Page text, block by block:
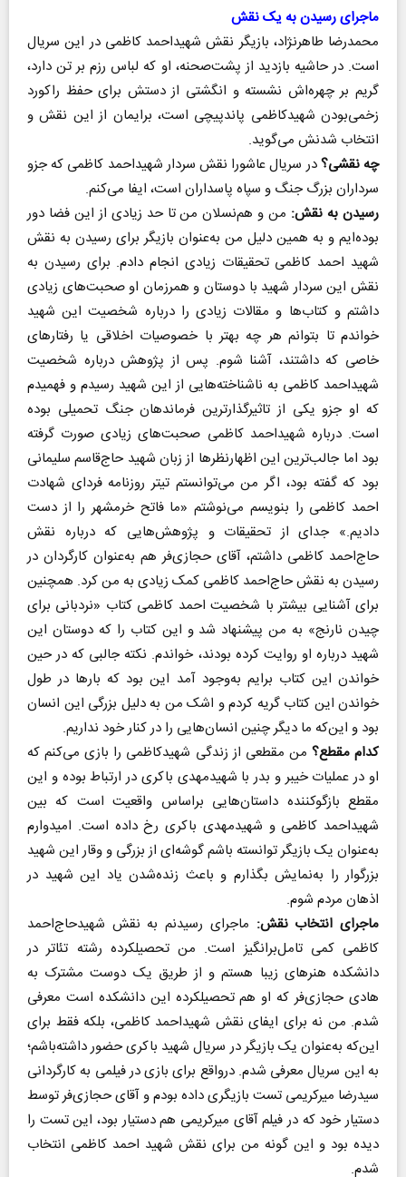
ماجرای رسیدن به یک نقش
محمدرضا طاهرنژاد، بازیگر نقش شهید‌احمد کاظمی در این سریال
است. در حاشیه بازدید از پشت‌صحنه، او که لباس رزم بر تن دارد،
گریم بر چهره‌اش نشسته‌ و انگشتی از دستش برای حفظ راکورد
زخمی‌بودن شهیدکاظمی پاندپیچی است، برایمان از این نقش و
انتخاب شدنش می‌گوید.
چه نقشی؟در سریال عاشورا نقش سردار شهید‌احمد کاظمی که جزو
سرداران بزرگ جنگ و سپاه پاسداران است، ایفا می‌کنم.
رسیدن به نقش: من و هم‌نسلان من تا حد زیادی از این فضا دور
بوده‌ایم و به همین دلیل من به‌عنوان بازیگر برای رسیدن به نقش
شهید احمد کاظمی تحقیقات زیادی انجام دادم. برای رسیدن به
نقش این سردار شهید با دوستان و همرزمان او صحبت‌های زیادی
داشتم و کتاب‌ها و مقالات زیادی را درباره شخصیت این شهید
خواندم تا بتوانم هر چه بهتر با خصوصیات اخلاقی یا رفتارهای
خاصی که داشتند، آشنا شوم. پس از پژوهش درباره شخصیت
شهیداحمد کاظمی به ناشناخته‌هایی از این شهید رسیدم و فهمیدم
که او جزو یکی از تاثیرگذارترین فرماندهان جنگ تحمیلی بوده
است. درباره شهیداحمد کاظمی صحبت‌های زیادی صورت گرفته
بود اما جالب‌ترین این اظهارنظرها از زبان شهید حاج‌قاسم سلیمانی
بود که گفته بود، اگر من می‌توانستم تیتر روزنامه فردای شهادت
احمد کاظمی را بنویسم می‌نوشتم «ما فاتح خرمشهر را از دست
دادیم.» جدای از تحقیقات و پژوهش‌هایی که درباره نقش
حاج‌احمد کاظمی داشتم، آقای حجازی‌فر هم به‌عنوان کارگردان در
رسیدن به نقش حاج‌احمد کاظمی کمک زیادی به من کرد. همچنین
برای آشنایی بیشتر با شخصیت احمد کاظمی کتاب «نردبانی برای
چیدن نارنج» به من پیشنهاد شد و این کتاب را که دوستان این
شهید درباره او روایت کرده بودند، خواندم. نکته جالبی که در حین
خواندن این کتاب برایم به‌وجود آمد این بود که بارها در طول
خواندن این کتاب گریه کردم و اشک من به دلیل بزرگی این انسان
بود و این‌که ما دیگر چنین انسان‌هایی را در کنار خود نداریم.
کدام مقطع؟ من مقطعی از زندگی شهیدکاظمی را بازی می‌کنم که
او در عملیات خیبر و بدر با شهیدمهدی باکری در ارتباط بوده و این
مقطع بازگوکننده داستان‌هایی براساس واقعیت است که بین
شهیداحمد کاظمی و شهیدمهدی باکری رخ داده است. امیدوارم
به‌عنوان یک بازیگر توانسته باشم گوشه‌ای از بزرگی و وقار این شهید
بزرگوار را به‌نمایش بگذارم و باعث زنده‌شدن یاد این شهید در
اذهان مردم شوم.
ماجرای انتخاب نقش: ماجرای رسیدنم به نقش شهیدحاج‌احمد
کاظمی کمی تامل‌برانگیز است. من تحصیلکرده رشته تئاتر در
دانشکده هنرهای زیبا هستم و از طریق یک دوست مشترک به
هادی حجازی‌فر که او هم تحصیلکرده این دانشکده است معرفی
شدم. من نه برای ایفای نقش شهید‌احمد کاظمی، بلکه فقط برای
این‌که به‌عنوان یک بازیگر در سریال شهید باکری حضور داشته‌باشم؛
به این سریال معرفی شدم. درواقع برای بازی در فیلمی به کارگردانی
سیدرضا میرکریمی تست بازیگری داده بودم و آقای حجازی‌فر توسط
دستیار خود که در فیلم آقای میرکریمی هم دستیار بود، این تست را
دیده بود و این گونه من برای نقش شهید احمد کاظمی انتخاب
شدم.